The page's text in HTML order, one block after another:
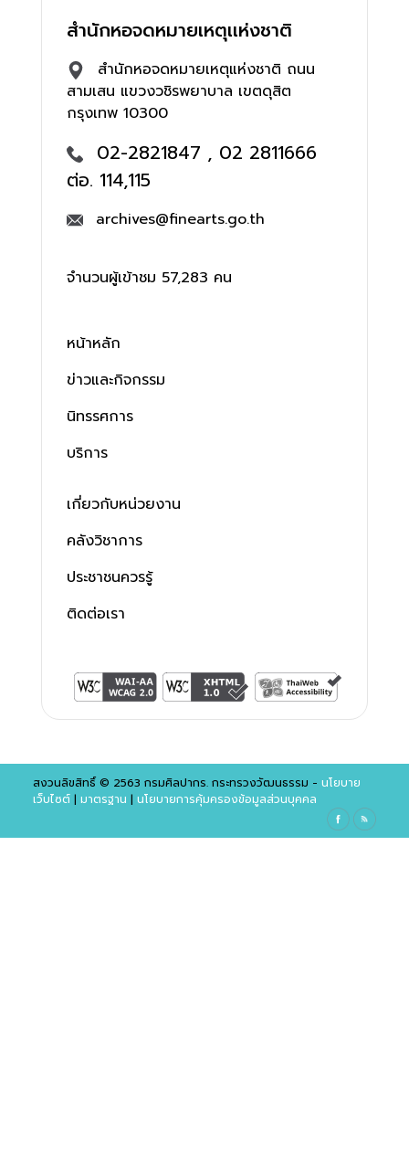
สำนักหอจดหมายเหตุเเห่งชาติ
สำนักหอจดหมายเหตุแห่งชาติ ถนน
สามเสน แขวงวชิรพยาบาล เขตดุสิต
กรุงเทพ 10300
02-2821847 , 02 2811666
ต่อ. 114,115
archives@finearts.go.th
จำนวนผู้เข้าชม 57,283 คน
หน้าหลัก
ข่าวและกิจกรรม
นิทรรศการ
บริการ
เกี่ยวกับหน่วยงาน
คลังวิชาการ
ประชาชนควรรู้
ติดต่อเรา
สงวนลิขสิทธิ์ © 2563 กรมศิลปากร. กระทรวงวัฒนธรรม - นโยบาย
เว็บไซต์| มาตรฐาน | นโยบายการคุ้มครองข้อมูลส่วนบุคคล